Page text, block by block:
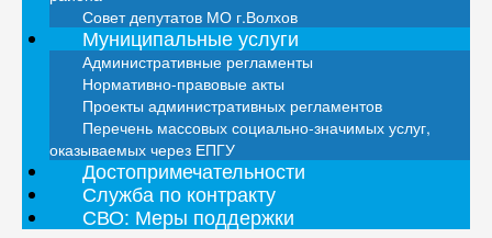
Совет депутатов МО г.Волхов
Муниципальные услуги
Административные регламенты
Нормативно-правовые акты
Проекты административных регламентов
Перечень массовых социально-значимых услуг,
оказываемых через ЕПГУ
Достопримечательности
Служба по контракту
СВО: Меры поддержки